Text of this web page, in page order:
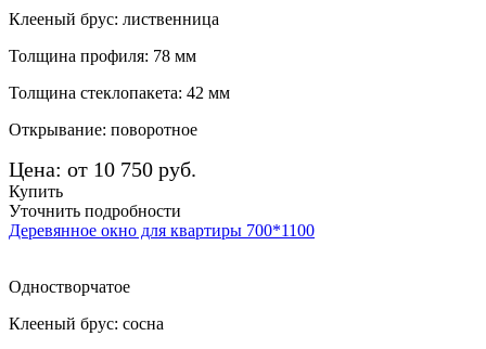
Клееный брус: лиственница
Толщина профиля: 78 мм
Толщина стеклопакета: 42 мм
Открывание: поворотное
Цена: от 10 750 руб.
Купить
Уточнить подробности
Деревянное окно для квартиры 700*1100
Одностворчатое
Клееный брус: сосна